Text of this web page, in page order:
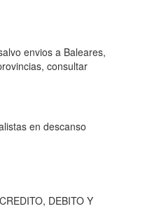
envios a Baleares,
consultar
en descanso
DEBITO Y